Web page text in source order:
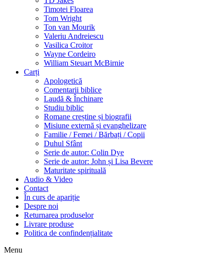
Timotei Floarea
Tom Wright
Ton van Mourik
Valeriu Andreiescu
Vasilica Croitor
Wayne Cordeiro
William Steuart McBirnie
Carți
Apologetică
Comentarii biblice
Laudă & Închinare
Studiu biblic
Romane creștine și biografii
Misiune externă și evanghelizare
Familie / Femei / Bărbați / Copii
Duhul Sfânt
Serie de autor: Colin Dye
Serie de autor: John și Lisa Bevere
Maturitate spirituală
Audio & Video
Contact
În curs de apariție
Despre noi
Returnarea produselor
Livrare produse
Politica de confindențialitate
Menu